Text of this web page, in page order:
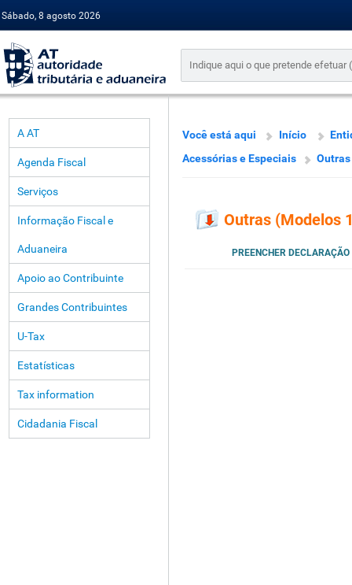
Sábado, 8 agosto 2026
A AT
Agenda Fiscal
Serviços
Informação Fiscal e
Aduaneira
Apoio ao Contribuinte
Grandes Contribuintes
U-Tax
Estatísticas
Tax information
Cidadania Fiscal
Você está aqui Início
Acessórias e Especiais
Outras
Outras (Modelos
PREENCHER DECLARAÇÃO